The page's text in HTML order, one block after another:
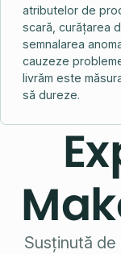
atributelor de
scară, curățarea
semnalarea
cauzeze
livrăm este
să dureze.
Susținută